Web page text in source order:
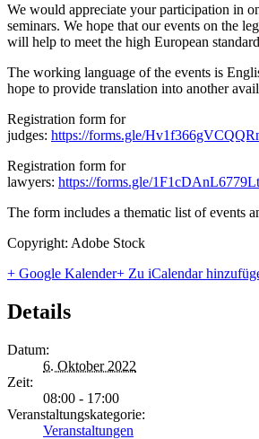
We would appreciate your participation in
seminars. We hope that our events on the
will help to meet the high European
The working language of the events is
hope to provide translation into another
Registration form for
judges: https://forms.gle/
Registration form for
lawyers: https://forms.gle/
The form includes a thematic list of events
Copyright: Adobe Stock
+ Google Kalender+ Zu iCalendar
Details
Datum:
6. Oktober 2022
Zeit:
08:00 - 17:00
Veranstaltungskategorie:
Veranstaltungen